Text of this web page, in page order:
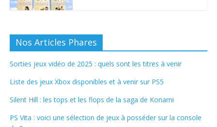
Nos Articles Phares
Sorties jeux vidéo de 2025 : quels sont les titres à venir
Liste des jeux Xbox disponibles et à venir sur PS5
Silent Hill : les tops et les flops de la saga de Konami
PS Vita : voici une sélection de jeux à posséder sur la console